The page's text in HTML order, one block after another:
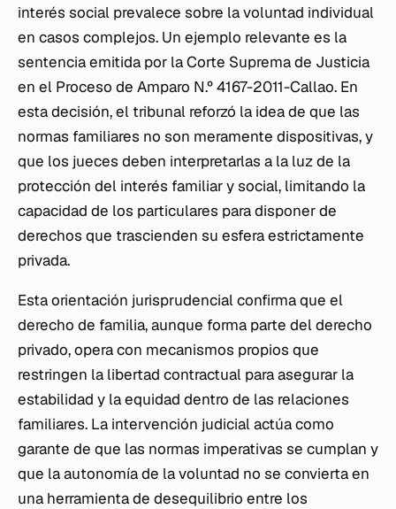
interés social prevalece sobre la voluntad individual
en casos complejos. Un ejemplo relevante es la
sentencia emitida por la Corte Suprema de Justicia
en el Proceso de Amparo N.º 4167-2011-Callao. En
esta decisión, el tribunal reforzó la idea de que las
normas familiares no son meramente dispositivas, y
que los jueces deben interpretarlas a la luz de la
protección del interés familiar y social, limitando la
capacidad de los particulares para disponer de
derechos que trascienden su esfera estrictamente
privada.
Esta orientación jurisprudencial confirma que el
derecho de familia, aunque forma parte del derecho
privado, opera con mecanismos propios que
restringen la libertad contractual para asegurar la
estabilidad y la equidad dentro de las relaciones
familiares. La intervención judicial actúa como
garante de que las normas imperativas se cumplan y
que la autonomía de la voluntad no se convierta en
una herramienta de desequilibrio entre los